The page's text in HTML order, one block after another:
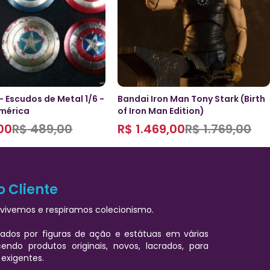
- Escudos de Metal 1/6 -
R$489,00
Bandai Iron Man Tony Stark (Birth
of Iron Man Edition)
R$1.769,00
R$ 1.469,00
Cliente
vivemos e respiramos colecionismo.
por figuras de ação e estátuas em várias
produtos originais, novos, lacrados, para